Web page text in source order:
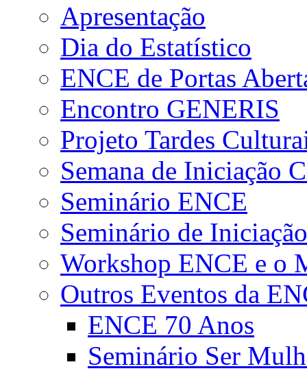
Apresentação
Dia do Estatístico
ENCE de Portas
Encontro GENERIS
Projeto Tardes
Semana de Iniciação
Seminário ENCE
Seminário de
Workshop ENCE e o
Outros Eventos da
ENCE 70 Anos
Seminário Ser